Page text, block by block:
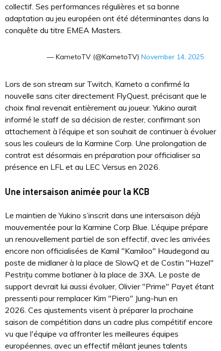
collectif. Ses performances régulières et sa bonne
adaptation au jeu européen ont été déterminantes dans la
conquête du titre EMEA Masters.
— KametoTV (@KametoTV) November 14, 2025
Lors de son stream sur Twitch, Kameto a confirmé la
nouvelle sans citer directement FlyQuest, précisant que le
choix final revenait entièrement au joueur. Yukino aurait
informé le staff de sa décision de rester, confirmant son
attachement à l’équipe et son souhait de continuer à évoluer
sous les couleurs de la Karmine Corp. Une prolongation de
contrat est désormais en préparation pour officialiser sa
présence en LFL et au LEC Versus en 2026.
Une intersaison animée pour la KCB
Le maintien de Yukino s’inscrit dans une intersaison déjà
mouvementée pour la Karmine Corp Blue. L’équipe prépare
un renouvellement partiel de son effectif, avec les arrivées
encore non officialisées de Kamil "Kamiloo" Haudegond au
poste de midlaner à la place de SlowQ et de Costin "Hazel"
Pestrițu comme botlaner à la place de 3XA. Le poste de
support devrait lui aussi évoluer, Olivier "Prime" Payet étant
pressenti pour remplacer Kim "Piero" Jung-hun en
2026. Ces ajustements visent à préparer la prochaine
saison de compétition dans un cadre plus compétitif encore
vu que l'équipe va affronter les meilleures équipes
européennes, avec un effectif mêlant jeunes talents